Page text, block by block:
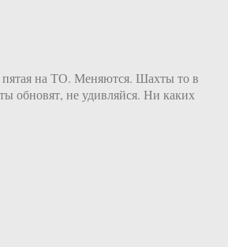
на ТО. Меняются. Шахты то в
обновят, не удивляйся. Ни каких